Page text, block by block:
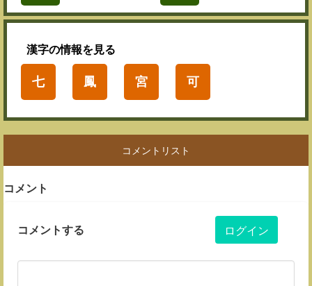
漢字の情報を見る
七 鳳 宮 可
コメントリスト
コメント
コメントする ログイン